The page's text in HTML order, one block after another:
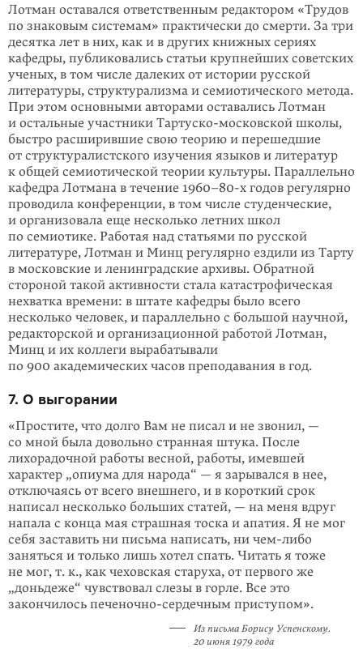
Лотман оставался ответственным редактором «Трудов
по знаковым системам» практически до смерти. За три
десятка лет в них, как и в других книжных сериях
кафедры, публиковались статьи крупнейших советских
ученых, в том числе далеких от истории русской
литературы, структурализма и семиотиче­ского метода.
При этом основными авторами оставались Лотман
и остальные участники Тартуско-московской школы,
быстро расширившие свою теорию и перешедшие
от структуралистского изучения языков и литератур
к общей семиотической теории культуры. Параллельно
кафедра Лотмана в течение 1960–80-х годов регулярно
проводила конференции, в том числе студенческие,
и организовала еще несколько летних школ
по семиотике. Работая над статьями по русской
литературе, Лотман и Минц регулярно ездили из Тарту
в московские и ленинградские архивы. Обратной
стороной такой активности стала катастро­фическая
нехватка времени: в штате кафедры было всего
несколько человек, и параллельно с большой научной,
редакторской и организационной работой Лотман,
Минц и их коллеги вырабатывали
по 900 академических часов преподавания в год.
7. О выгорании
«Простите, что долго Вам не писал и не звонил, —
со мной была довольно странная штука. После
лихорадочной работы весной, работы, имевшей
характер „опиума для народа“ — я зарывался в нее,
отклю­чаясь от всего внешнего, и в короткий срок
написал несколько больших статей, — на меня вдруг
напала с конца мая страшная тоска и апатия. Я не мог
себя заставить ни письма написать, ни чем-либо
заняться и только лишь хотел спать. Читать я тоже
не мог, т. к., как чеховская старуха, от первого же
„доньдеже“ чувствовал слезы в горле. Все это
закончилось печеночно-сердечным приступом».
Из письма Борису Успенскому.
20 июня 1979 года